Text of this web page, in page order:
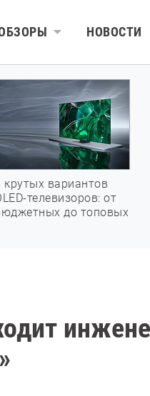
НОВОСТИ
крутых вариантов
телевизоров: от
до топовых